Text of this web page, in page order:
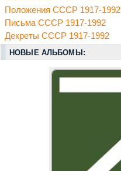
Положения СССР 1917-1992
Письма СССР 1917-1992
Декреты СССР 1917-1992
НОВЫЕ АЛЬБОМЫ: